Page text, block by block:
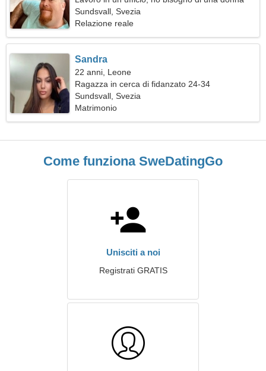
elegante
Sundsvall, Svezia
Relazione reale
Sandra
22 anni, Leone
Ragazza in cerca di fidanzato 24-34
Sundsvall, Svezia
Matrimonio
Come funziona SweDatingGo
Unisciti a noi
Registrati GRATIS